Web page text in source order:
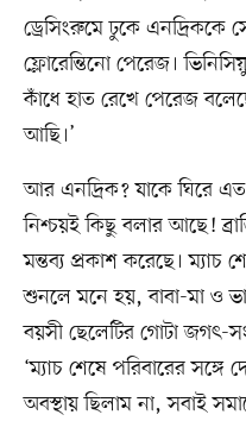
ড্রেসিংরুমে ঢুকে এনদ্রিককে
ফ্লোরেন্তিনো পেরেজ।
কাঁধে হাত রেখে পেরেজ
আছি।’
আর এনদ্রিক? যাকে ঘিরে
নিশ্চয়ই কিছু বলার আছে!
মন্তব্য প্রকাশ করেছে। ম্যাচ
শুনলে মনে হয়, বাবা-মা ও
বয়সী ছেলেটির গোটা জগৎ-
‘ম্যাচ শেষে পরিবারের
অবস্থায় ছিলাম না, সবাই